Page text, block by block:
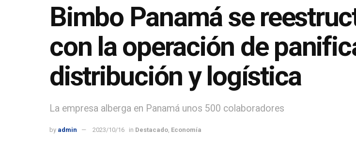
Bimbo Panamá se
con la operación de
distribución y logística
La empresa alberga en Panamá unos 500 colaboradores
by admin 2023/10/16 in Destacado, Economía